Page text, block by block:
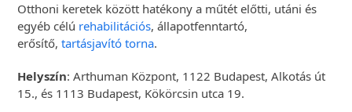
Otthoni keretek között hatékony a műtét előtti, utáni és
egyéb célú rehabilitációs, állapotfenntartó,
erősítő,tartásjavító torna.
Helyszín: Arthuman Központ, 1122 Budapest, Alkotás út
15., és 1113 Budapest, Kökörcsin utca 19.